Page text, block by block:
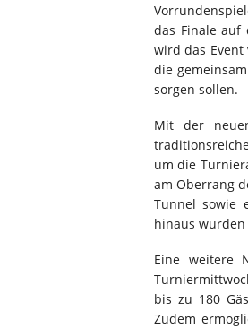
das Finale auf
wird das Event
die
sorgen sollen.
Mit der
um die
am Oberrang
Tunnel sowie
hinaus
Eine weitere
bis zu 180
Zudem